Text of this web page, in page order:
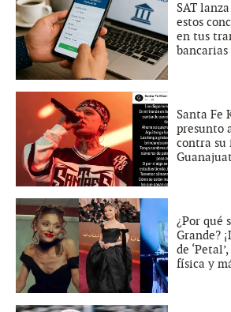
SAT
estos
en tus
Santa Fe
presunto
contra
¿Por qué
Grande?
de
física y